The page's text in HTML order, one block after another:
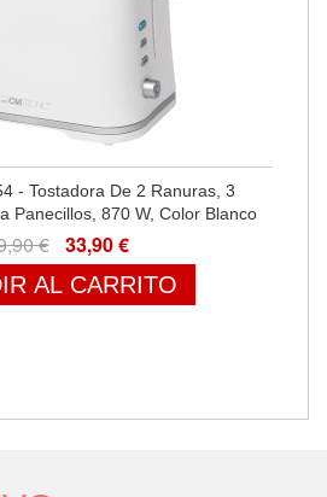
- Tostadora De 2 Ranuras, 3
Panecillos, 870 W, Color Blanco
€ 33,90 €
AL CARRITO